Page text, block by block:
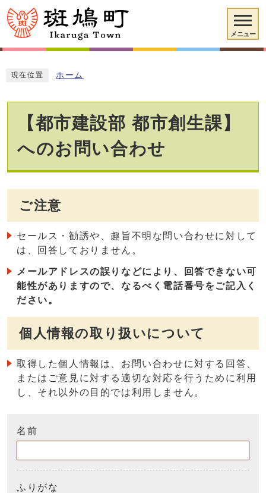
メニュー
現在位置 ホーム
【都市建設部 都市創生課】
へのお問い合わせ
ご注意
セールス・勧誘や、趣旨不明な問い合わせに対して
は、回答しておりません。
メールアドレスの誤りなどにより、回答できない可
能性がありますので、なるべく電話番号をご記入く
ださい。
個人情報の取り扱いについて
取得した個人情報は、お問い合わせに対する回答、
またはご意見に対する適切な対応を行うために利用
し、それ以外の目的では利用しません。
名前
ふりがな